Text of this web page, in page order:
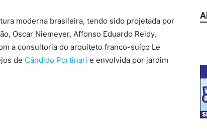
moderna brasileira, tendo sido projetada por
Oscar Niemeyer, Affonso Eduardo Reidy,
a consultoria do arquiteto franco-suíço Le
de Cândido Portinari e envolvida por jardim